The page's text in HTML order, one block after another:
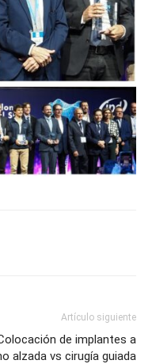
Artículo siguiente
de implantes a
alzada vs cirugía guiada